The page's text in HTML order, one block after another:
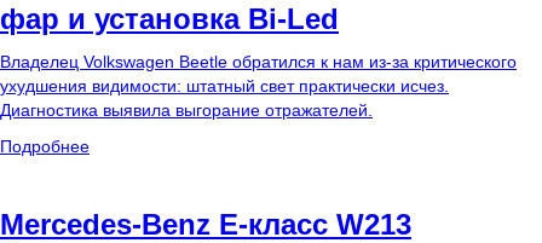
фар и установка Bi-Led
Владелец Volkswagen Beetle обратился к нам из-за критического
ухудшения видимости: штатный свет практически исчез.
Диагностика выявила выгорание отражателей.
Подробнее
Mercedes-Benz E-класс W213